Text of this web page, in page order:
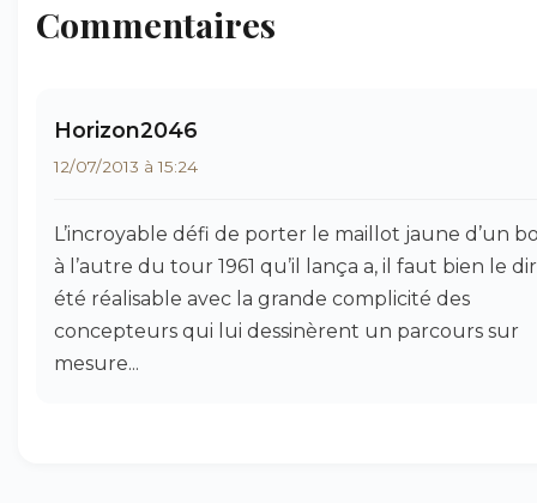
Commentaires
Horizon2046
12/07/2013 à 15:24
L’incroyable défi de porter le maillot jaune d’un
à l’autre du tour 1961 qu’il lança a, il faut bien le
été réalisable avec la grande complicité des
concepteurs qui lui dessinèrent un parcours sur
mesure...